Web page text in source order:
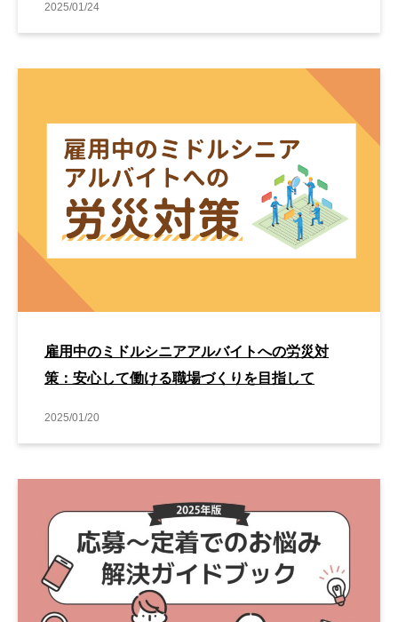
2025/01/24
雇用中のミドルシニアアルバイトへの労災対
策：安心して働ける職場づくりを目指して
2025/01/20